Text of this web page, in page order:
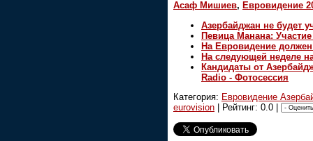
Асаф Мишиев, Евровидение
Азербайджан не будет
Певица Манана:
На Евровидение
На следующей неделе
Кандидаты от
Radio - Фотосессия
Категория: Евровидение
eurovision | Рейтинг: 0.0 |